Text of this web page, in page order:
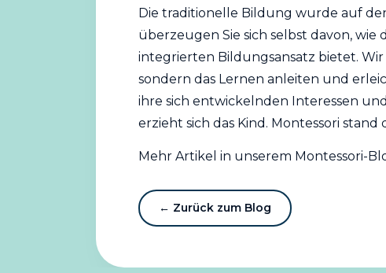
Die traditionelle Bildung wurde auf
überzeugen Sie sich selbst davon, wie
integrierten Bildungsansatz bietet.
sondern das Lernen anleiten und
ihre sich entwickelnden Interessen
erzieht sich das Kind. Montessori
Mehr Artikel in unserem Montessori-
← Zurück zum Blog